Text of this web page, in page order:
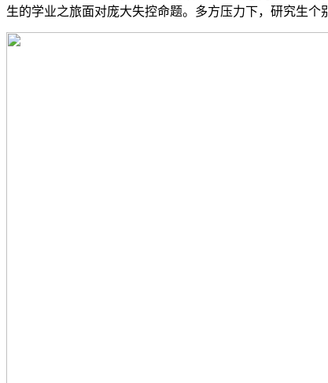
生的学业之旅面对庞大失控命题。多方压力下，研究生个